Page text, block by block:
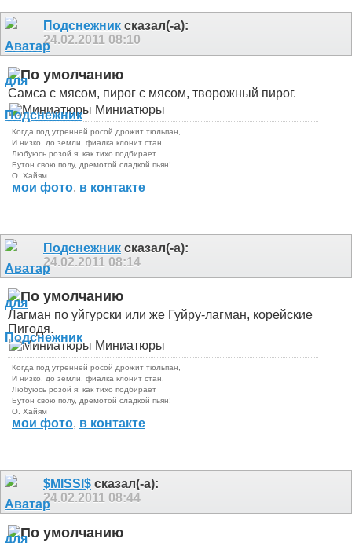
Подснежник сказал(-а):
24.02.2011 08:10
Самса с мясом, пирог с мясом, творожный пирог.
Миниатюры
Когда под утренней росой дрожит тюльпан,
И низко, до земли, фиалка клонит стан,
Любуюсь розой я: как тихо подбирает
Бутон свою полу, дремотой сладкой пьян!
О. Хайям
мои фото, в контакте
Подснежник сказал(-а):
24.02.2011 08:14
Лагман по уйгурски или же Гуйру-лагман, корейские
Пигодя.
Миниатюры
Когда под утренней росой дрожит тюльпан,
И низко, до земли, фиалка клонит стан,
Любуюсь розой я: как тихо подбирает
Бутон свою полу, дремотой сладкой пьян!
О. Хайям
мои фото, в контакте
$MISSI$ сказал(-а):
24.02.2011 08:44